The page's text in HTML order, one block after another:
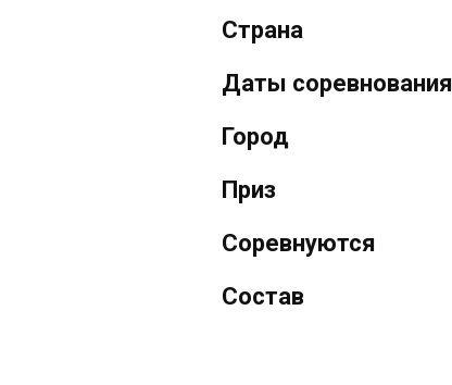
Страна
Даты соревнования
Город
Приз
Соревнуются
Состав